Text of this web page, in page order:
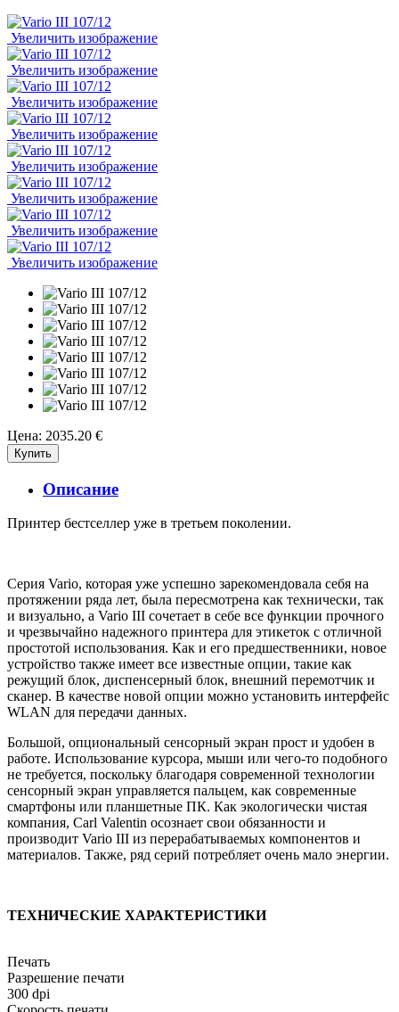
Увеличить изображение
Увеличить изображение
Увеличить изображение
Увеличить изображение
Увеличить изображение
Увеличить изображение
Увеличить изображение
Увеличить изображение
Цена: 2035.20 €
Описание
Принтер бестселлер уже в третьем поколении.
Серия Vario, которая уже успешно зарекомендовала себя на
протяжении ряда лет, была пересмотрена как технически, так
и визуально, а Vario III сочетает в себе все функции прочного
и чрезвычайно надежного принтера для этикеток с отличной
простотой использования. Как и его предшественники, новое
устройство также имеет все известные опции, такие как
режущий блок, диспенсерный блок, внешний перемотчик и
сканер. В качестве новой опции можно установить интерфейс
WLAN для передачи данных.
Большой, опциональный сенсорный экран прост и удобен в
работе. Использование курсора, мыши или чего-то подобного
не требуется, поскольку благодаря современной технологии
сенсорный экран управляется пальцем, как современные
смартфоны или планшетные ПК. Как экологически чистая
компания, Carl Valentin осознает свои обязанности и
производит Vario III из перерабатываемых компонентов и
материалов. Также, ряд серий потребляет очень мало энергии.
ТЕХНИЧЕСКИЕ ХАРАКТЕРИСТИКИ
Печать
Разрешение печати
300 dpi